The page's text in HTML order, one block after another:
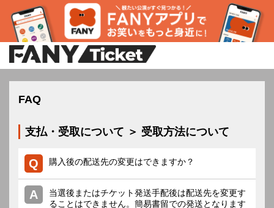
FAQ
支払・受取について ＞ 受取方法について
購入後の配送先の変更はできますか？
当選後またはチケット発送手配後は配送先を変更す
ることはできません。簡易書留での発送となります